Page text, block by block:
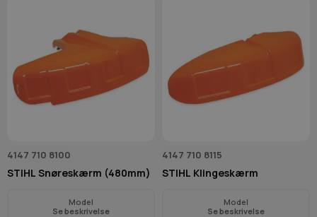
4147 710 8100
STIHL Snøreskærm (480mm)
Model
Se beskrivelse
4147 710 8115
STIHL Klingeskærm
Model
Se beskrivelse